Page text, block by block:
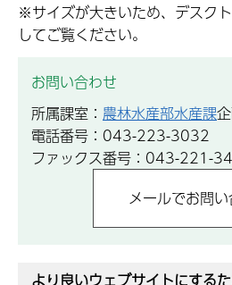
※サイズが大きいため、デスク
してご覧ください。
お問い合わせ
所属課室： 農林水産部水産課
電話番号：043-223-3032
ファックス番号：043-221-
より良いウェブサイトにする